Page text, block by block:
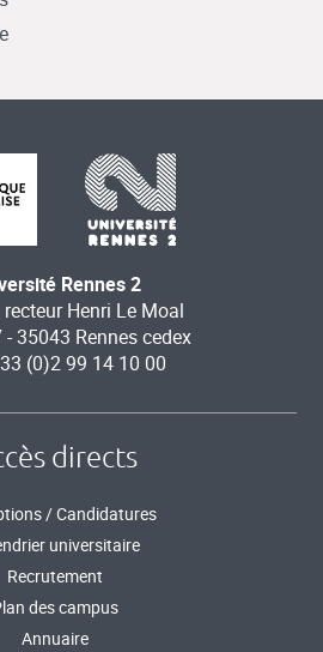
Rennes 2
Henri Le Moal
- 35043 Rennes cedex
(0)2 99 14 10 00
directs
/ Candidatures
universitaire
Recrutement
des campus
Annuaire